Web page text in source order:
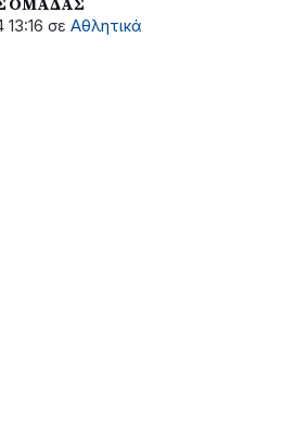
σε Αθλητικά